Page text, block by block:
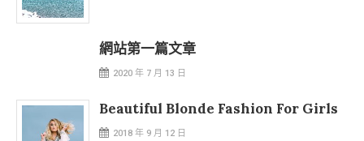
網站第一篇文章
2020 年 7 月 13 日
Beautiful Blonde Fashion For Girls
2018 年 9 月 12 日